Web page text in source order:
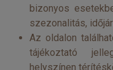
bizonyos
szezonalitás,
Az oldalon
tájékoztató
helyszínen